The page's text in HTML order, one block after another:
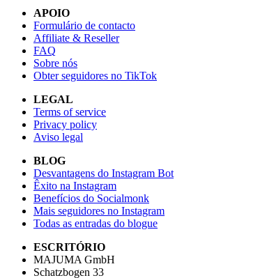
APOIO
Formulário de contacto
Affiliate & Reseller
FAQ
Sobre nós
Obter seguidores no TikTok
LEGAL
Terms of service
Privacy policy
Aviso legal
BLOG
Desvantagens do Instagram Bot
Êxito na Instagram
Benefícios do Socialmonk
Mais seguidores no Instagram
Todas as entradas do blogue
ESCRITÓRIO
MAJUMA GmbH
Schatzbogen 33